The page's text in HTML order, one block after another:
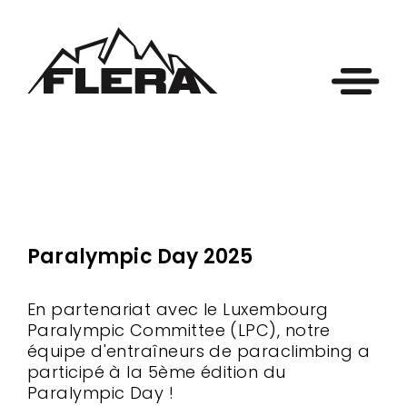
Paralympic Day 2025
En partenariat avec le Luxembourg
Paralympic Committee (LPC), notre
équipe d'entraîneurs de paraclimbing a
participé à la 5ème édition du
Paralympic Day !